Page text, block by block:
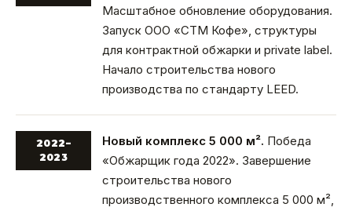
Масштабное обновление оборудования.
Запуск ООО «СТМ Кофе», структуры
для контрактной обжарки и private label.
Начало строительства нового
производства по стандарту LEED.
2022–
2023
Новый комплекс 5 000 м². Победа
«Обжарщик года 2022». Завершение
строительства нового
производственного комплекса 5 000 м²,